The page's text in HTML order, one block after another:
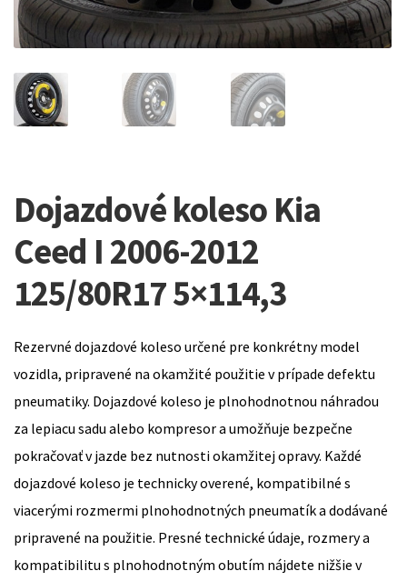
Dojazdové koleso Kia
Ceed I 2006-2012
125/80R17 5×114,3
Rezervné dojazdové koleso určené pre konkrétny model
vozidla, pripravené na okamžité použitie v prípade defektu
pneumatiky. Dojazdové koleso je plnohodnotnou náhradou
za lepiacu sadu alebo kompresor a umožňuje bezpečne
pokračovať v jazde bez nutnosti okamžitej opravy. Každé
dojazdové koleso je technicky overené, kompatibilné s
viacerými rozmermi plnohodnotných pneumatík a dodávané
pripravené na použitie. Presné technické údaje, rozmery a
kompatibilitu s plnohodnotným obutím nájdete nižšie v